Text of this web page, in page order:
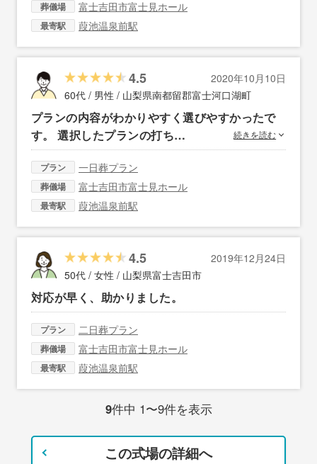
葬儀場 富士吉田市富士見ホール
最寄駅 葭池温泉前駅
4.5
2020年10月10日
60代 / 男性 / 山梨県南都留郡富士河口湖町
プランの内容がわかりやすく選びやすかったで
す。 選択したプランの打ち…
続きを読む
プラン 一日葬プラン
葬儀場 富士吉田市富士見ホール
最寄駅 葭池温泉前駅
4.5
2019年12月24日
50代 / 女性 / 山梨県富士吉田市
対応が早く、助かりました。
プラン 二日葬プラン
葬儀場 富士吉田市富士見ホール
最寄駅 葭池温泉前駅
9件中 1〜9件を表示
この式場の詳細へ